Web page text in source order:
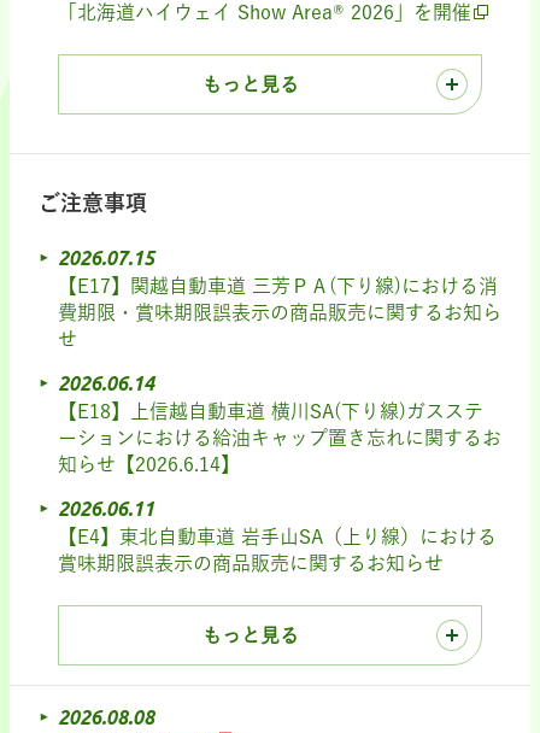
「北海道ハイウェイ Show Area® 2026」を開催
もっと見る
ご注意事項
2026.07.15
【E17】関越自動車道 三芳ＰＡ(下り線)における消
費期限・賞味期限誤表示の商品販売に関するお知ら
せ
2026.06.14
【E18】上信越自動車道 横川SA(下り線)ガスステ
ーションにおける給油キャップ置き忘れに関するお
知らせ【2026.6.14】
2026.06.11
【E4】東北自動車道 岩手山SA（上り線）における
賞味期限誤表示の商品販売に関するお知らせ
もっと見る
2026.08.08